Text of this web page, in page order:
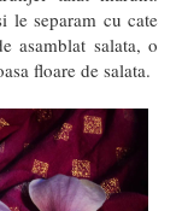
le separam cu cate
asamblat salata, o
floare de salata.